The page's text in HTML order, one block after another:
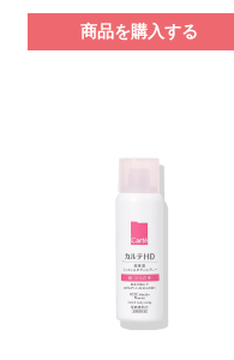
商品を購入する